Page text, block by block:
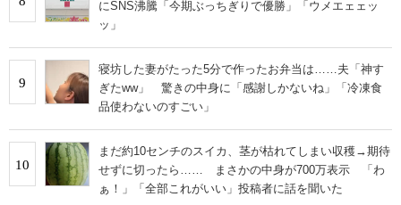
にSNS沸騰「今期ぶっちぎりで優勝」「ウメエェェッ
ッ」
9
寝坊した妻がたった5分で作ったお弁当は……夫「神す
ぎたww」 驚きの中身に「感謝しかないね」「冷凍食
品使わないのすごい」
10
まだ約10センチのスイカ、茎が枯れてしまい収穫→期待
せずに切ったら…… まさかの中身が700万表示 「わ
ぁ！」「全部これがいい」投稿者に話を聞いた